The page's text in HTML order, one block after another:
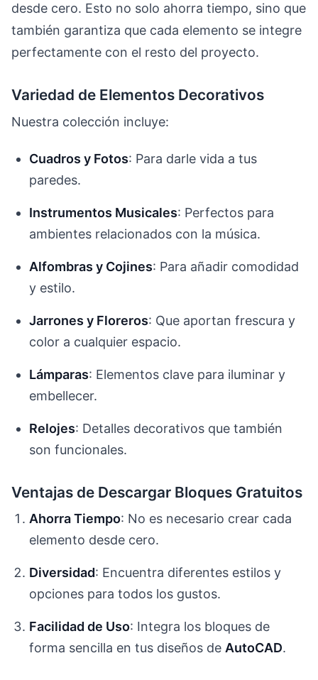
desde cero. Esto no solo ahorra tiempo, sino que
también garantiza que cada elemento se integre
perfectamente con el resto del proyecto.
Variedad de Elementos Decorativos
Nuestra colección incluye:
Cuadros y Fotos: Para darle vida a tus
paredes.
Instrumentos Musicales: Perfectos para
ambientes relacionados con la música.
Alfombras y Cojines: Para añadir comodidad
y estilo.
Jarrones y Floreros: Que aportan frescura y
color a cualquier espacio.
Lámparas: Elementos clave para iluminar y
embellecer.
Relojes: Detalles decorativos que también
son funcionales.
Ventajas de Descargar Bloques Gratuitos
Ahorra Tiempo: No es necesario crear cada
elemento desde cero.
Diversidad: Encuentra diferentes estilos y
opciones para todos los gustos.
Facilidad de Uso: Integra los bloques de
forma sencilla en tus diseños de AutoCAD.